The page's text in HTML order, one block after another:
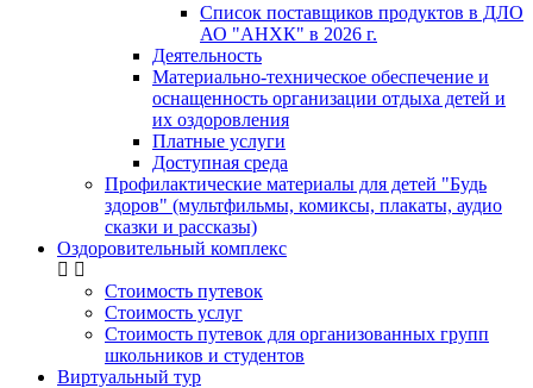
Список поставщиков продуктов в ДЛО
АО "АНХК" в 2026 г.
Деятельность
Материально-техническое обеспечение и
оснащенность организации отдыха детей и
их оздоровления
Платные услуги
Доступная среда
Профилактические материалы для детей "Будь
здоров" (мультфильмы, комиксы, плакаты, аудио
сказки и рассказы)
Оздоровительный комплекс
Стоимость путевок
Стоимость услуг
Стоимость путевок для организованных групп
школьников и студентов
Виртуальный тур